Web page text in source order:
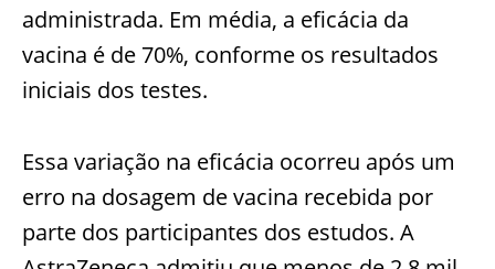
administrada. Em média, a eficácia da
vacina é de 70%, conforme os resultados
iniciais dos testes.
Essa variação na eficácia ocorreu após um
erro na dosagem de vacina recebida por
parte dos participantes dos estudos. A